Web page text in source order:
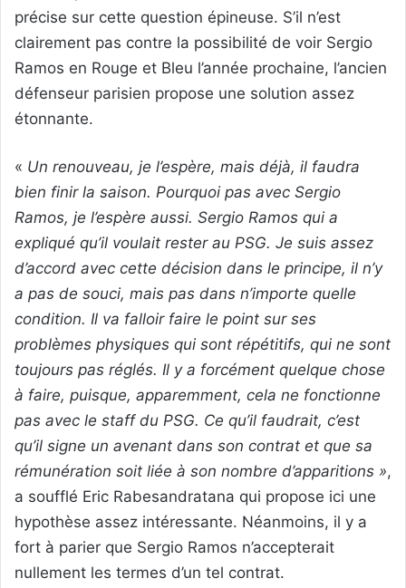
précise sur cette question épineuse. S’il n’est
clairement pas contre la possibilité de voir Sergio
Ramos en Rouge et Bleu l’année prochaine, l’ancien
défenseur parisien propose une solution assez
étonnante.
« Un renouveau, je l’espère, mais déjà, il faudra
bien finir la saison. Pourquoi pas avec Sergio
Ramos, je l’espère aussi. Sergio Ramos qui a
expliqué qu’il voulait rester au PSG. Je suis assez
d’accord avec cette décision dans le principe, il n’y
a pas de souci, mais pas dans n’importe quelle
condition. Il va falloir faire le point sur ses
problèmes physiques qui sont répétitifs, qui ne sont
toujours pas réglés. Il y a forcément quelque chose
à faire, puisque, apparemment, cela ne fonctionne
pas avec le staff du PSG. Ce qu’il faudrait, c’est
qu’il signe un avenant dans son contrat et que sa
rémunération soit liée à son nombre d’apparitions »,
a soufflé Eric Rabesandratana qui propose ici une
hypothèse assez intéressante. Néanmoins, il y a
fort à parier que Sergio Ramos n’accepterait
nullement les termes d’un tel contrat.